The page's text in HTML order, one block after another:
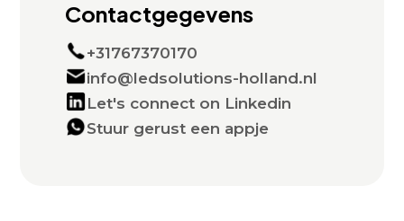
Contactgegevens
+31767370170
info@ledsolutions-holland.nl
Let's connect on Linkedin
Stuur gerust een appje